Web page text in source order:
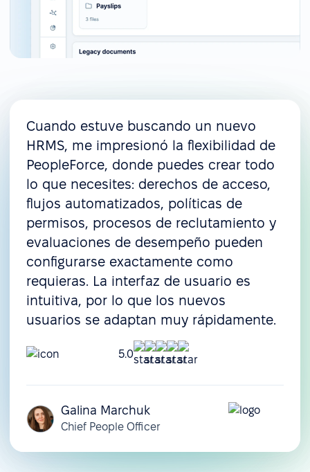
Cuando estuve buscando un nuevo
HRMS, me impresionó la flexibilidad de
PeopleForce, donde puedes crear todo
lo que necesites: derechos de acceso,
flujos automatizados, políticas de
permisos, procesos de reclutamiento y
evaluaciones de desempeño pueden
configurarse exactamente como
requieras. La interfaz de usuario es
intuitiva, por lo que los nuevos
usuarios se adaptan muy rápidamente.
5.0
Galina Marchuk
Chief People Officer